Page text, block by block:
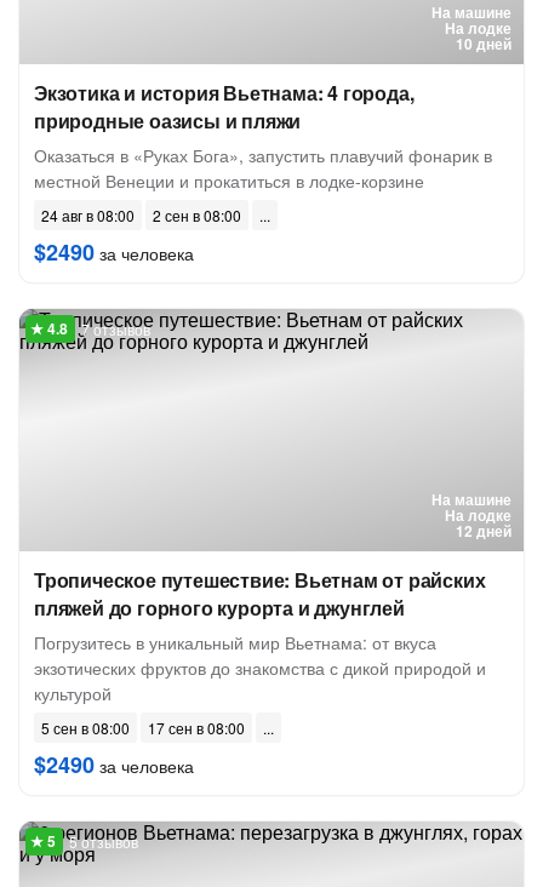
На машине
На лодке
10 дней
Экзотика и история Вьетнама: 4 города,
природные оазисы и пляжи
Оказаться в «Руках Бога», запустить плавучий фонарик в
местной Венеции и прокатиться в лодке-корзине
24 авг в 08:00 2 сен в 08:00
$2490 за человека
На машине
На лодке
12 дней
7 отзывов
Тропическое путешествие: Вьетнам от райских
пляжей до горного курорта и джунглей
Погрузитесь в уникальный мир Вьетнама: от вкуса
экзотических фруктов до знакомства с дикой природой и
культурой
5 сен в 08:00 17 сен в 08:00
$2490 за человека
5 отзывов